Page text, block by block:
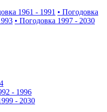
1961 - 1991 • Погодовка
• Погодовка 1997 - 2030
- 1996
- 2030